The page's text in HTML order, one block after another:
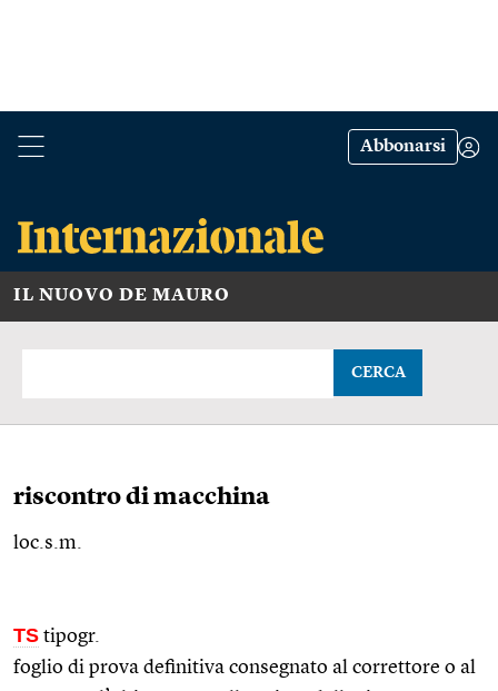
Abbonarsi
IL NUOVO DE MAURO
CERCA
riscontro di macchina
loc.s.m.
TS tipogr.
foglio di prova definitiva consegnato al correttore o al